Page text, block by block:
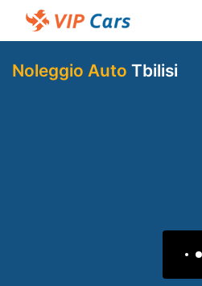
Noleggio Auto Tbilisi